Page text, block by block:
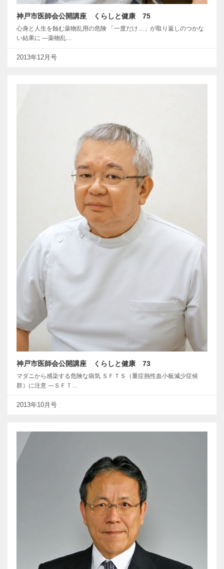
神戸市医師会公開講座 くらしと健康 75
心身と人生を蝕む薬物乱用の危険 「一度だけ…」が取り返しのつかな
い結果に ―薬物乱…
2013年12月号
神戸市医師会公開講座 くらしと健康 73
マダニから感染する危険な病気 ＳＦＴＳ（重症熱性血小板減少症候
群）に注意 ―ＳＦＴ…
2013年10月号